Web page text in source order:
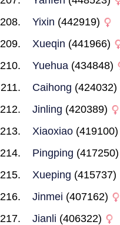
Yixin (442919)
Xueqin (441966)
Yuehua (434848)
Caihong (424032)
Jinling (420389)
Xiaoxiao (419100)
Pingping (417250)
Xueping (415737)
Jinmei (407162)
Jianli (406322)